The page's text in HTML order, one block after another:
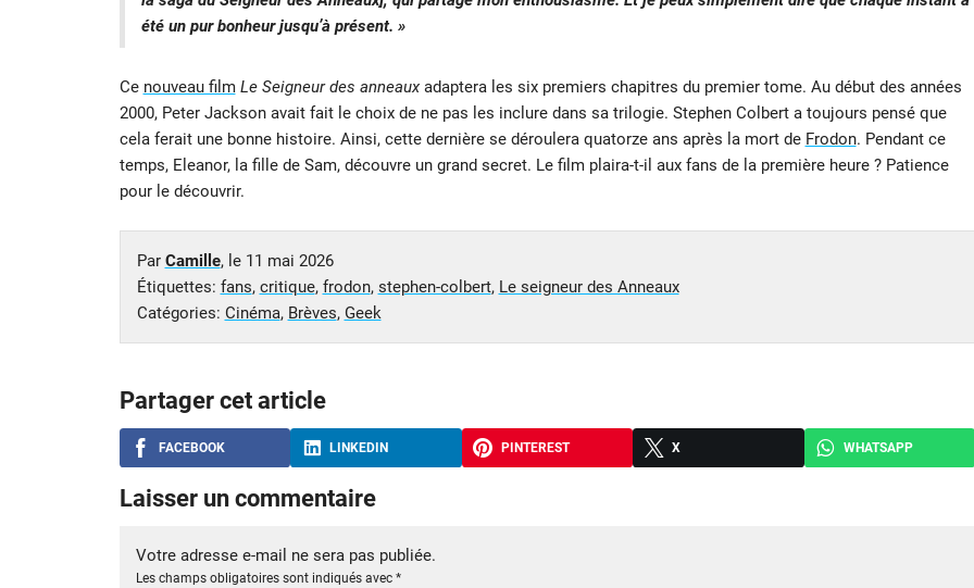
été un pur bonheur jusqu’à présent. »
Ce nouveau film Le Seigneur des anneauxadaptera les six premiers chapitres du premier tome. Au début des années
2000, Peter Jackson avait fait le choix de ne pas les inclure dans sa trilogie. Stephen Colbert a toujours pensé que
cela ferait une bonne histoire. Ainsi, cette dernière se déroulera quatorze ans après la mort de Frodon. Pendant ce
temps, Eleanor, la fille de Sam, découvre un grand secret. Le film plaira-t-il aux fans de la première heure ? Patience
pour le découvrir.
Par Camille, le 11 mai 2026
Étiquettes: fans, critique, frodon, stephen-colbert, Le seigneur des Anneaux
Catégories: Cinéma, Brèves, Geek
Partager cet article
FACEBOOK LINKEDIN PINTEREST X WHATSAPP
Laisser un commentaire
Votre adresse e-mail ne sera pas publiée.
Les champs obligatoires sont indiqués avec *